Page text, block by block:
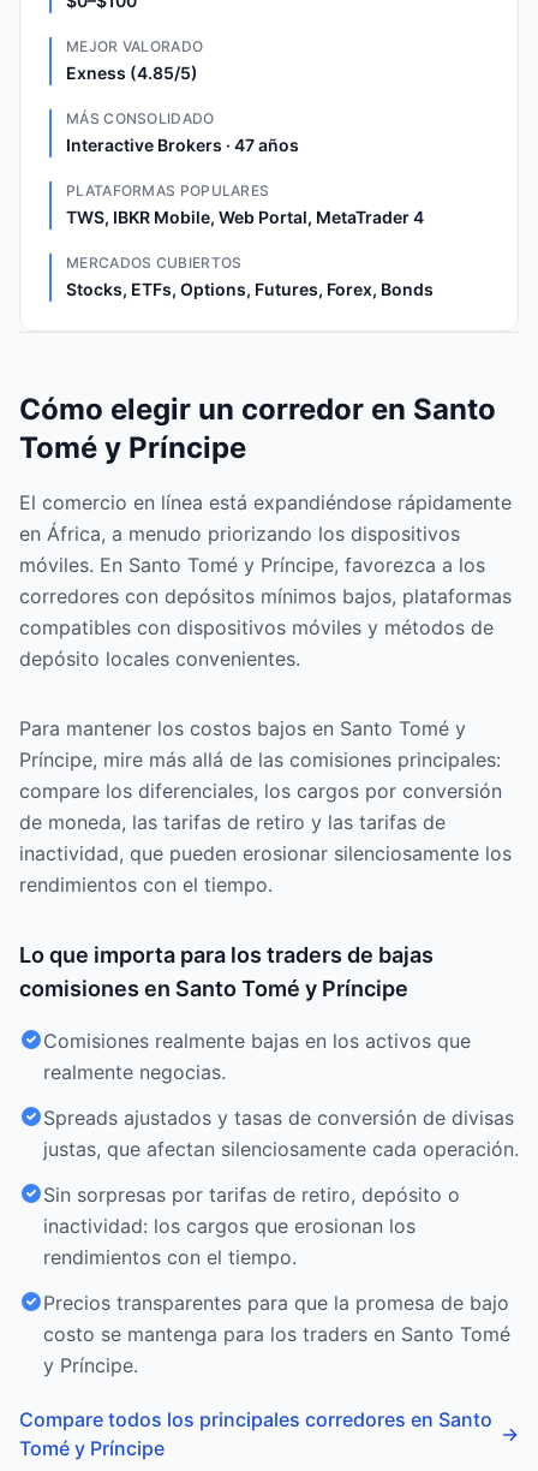
MEJOR VALORADO
Exness (4.85/5)
MÁS CONSOLIDADO
Interactive Brokers · 47 años
PLATAFORMAS POPULARES
TWS, IBKR Mobile, Web Portal, MetaTrader 4
MERCADOS CUBIERTOS
Stocks, ETFs, Options, Futures, Forex, Bonds
Cómo elegir un corredor en Santo
Tomé y Príncipe
El comercio en línea está expandiéndose rápidamente
en África, a menudo priorizando los dispositivos
móviles. En Santo Tomé y Príncipe, favorezca a los
corredores con depósitos mínimos bajos, plataformas
compatibles con dispositivos móviles y métodos de
depósito locales convenientes.
Para mantener los costos bajos en Santo Tomé y
Príncipe, mire más allá de las comisiones principales:
compare los diferenciales, los cargos por conversión
de moneda, las tarifas de retiro y las tarifas de
inactividad, que pueden erosionar silenciosamente los
rendimientos con el tiempo.
Lo que importa para los traders de bajas
comisiones en Santo Tomé y Príncipe
Comisiones realmente bajas en los activos que
realmente negocias.
Spreads ajustados y tasas de conversión de divisas
justas, que afectan silenciosamente cada operación.
Sin sorpresas por tarifas de retiro, depósito o
inactividad: los cargos que erosionan los
rendimientos con el tiempo.
Precios transparentes para que la promesa de bajo
costo se mantenga para los traders en Santo Tomé
y Príncipe.
Compare todos los principales corredores en Santo
Tomé y Príncipe
→